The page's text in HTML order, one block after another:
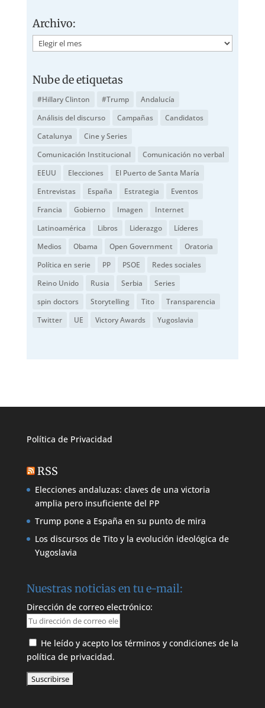
Archivo:
Archivo:
Nube de etiquetas
#Hillary Clinton #Trump
Andalucía
Análisis del discurso
Campañas
Candidatos
Catalunya
Cine y Series
Comunicación Institucional
Comunicación no verbal
EEUU
Elecciones
El Puerto de Santa María
Entrevistas
España Estrategia
Eventos
Francia
Gobierno Imagen
Internet
Latinoamérica
Libros Liderazgo
Líderes
Medios
Obama Open Government
Oratoria
Política en serie
PP PSOE
Redes sociales
Reino Unido
Rusia Serbia
Series
spin doctors
Storytelling Tito
Transparencia
Twitter
UE Victory Awards Yugoslavia
Política de Privacidad
RSS
Elecciones andaluzas: claves de una victoria
amplia pero insuficiente del PP
Trump pone a España en su punto de mira
Los discursos de Tito y la evolución ideológica de
Yugoslavia
Nuestras noticias en tu e-mail:
Dirección de correo electrónico:
He leído y acepto los términos y condiciones de la
política de privacidad.